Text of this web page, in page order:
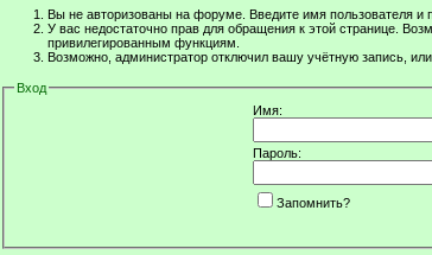
Вы не авторизованы на форуме. Введите имя пользователя и
У вас недостаточно прав для обращения к этой странице.
привилегированным функциям.
Возможно, администратор отключил вашу учётную запись,
Вход
Имя:
Пароль:
Запомнить?